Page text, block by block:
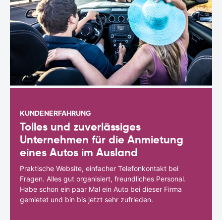
KUNDENERFAHRUNG
Tolles und zuverlässiges
Unternehmen für die Anmietung
eines Autos im Ausland
Praktische Website, einfacher Telefonkontakt bei
Fragen. Alles gut organisiert, freundliches Personal.
Habe schon ein paar Mal ein Auto bei dieser Firma
gemietet und bin bis jetzt sehr zufrieden.